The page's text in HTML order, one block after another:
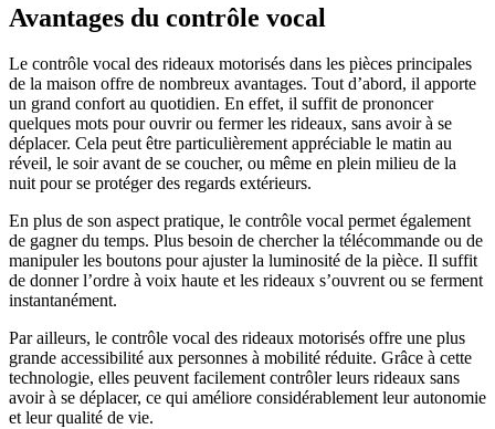
Avantages du contrôle vocal
Le contrôle vocal des rideaux motorisés dans les pièces principales
de la maison offre de nombreux avantages. Tout d’abord, il apporte
un grand confort au quotidien. En effet, il suffit de prononcer
quelques mots pour ouvrir ou fermer les rideaux, sans avoir à se
déplacer. Cela peut être particulièrement appréciable le matin au
réveil, le soir avant de se coucher, ou même en plein milieu de la
nuit pour se protéger des regards extérieurs.
En plus de son aspect pratique, le contrôle vocal permet également
de gagner du temps. Plus besoin de chercher la télécommande ou de
manipuler les boutons pour ajuster la luminosité de la pièce. Il suffit
de donner l’ordre à voix haute et les rideaux s’ouvrent ou se ferment
instantanément.
Par ailleurs, le contrôle vocal des rideaux motorisés offre une plus
grande accessibilité aux personnes à mobilité réduite. Grâce à cette
technologie, elles peuvent facilement contrôler leurs rideaux sans
avoir à se déplacer, ce qui améliore considérablement leur autonomie
et leur qualité de vie.